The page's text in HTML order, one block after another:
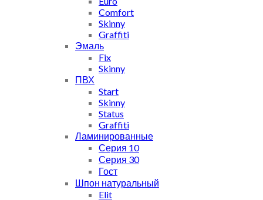
Comfort
Skinny
Graffiti
Эмаль
Fix
Skinny
ПВХ
Start
Skinny
Status
Graffiti
Ламинированные
Серия 10
Серия 30
Гост
Шпон натуральный
Elit